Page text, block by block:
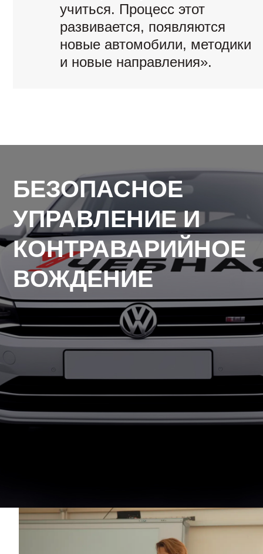
учиться. Процесс этот
развивается, появляются
новые автомобили, методики
и новые направления».
БЕЗОПАСНОЕ
УПРАВЛЕНИЕ И
КОНТРАВАРИЙНОЕ
ВОЖДЕНИЕ
ФОТООТЧЕТЫ